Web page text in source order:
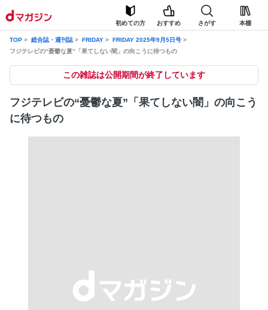
初めての方 おすすめ さがす 本棚
TOP 総合誌・週刊誌 FRIDAY
FRIDAY 2025年9月5日号
フジテレビの“憂鬱な夏”「果てしない闇」の向こうに待つもの
この雑誌は公開期間が終了しています
フジテレビの“憂鬱な夏”「果てしない闇」の向こう
に待つもの